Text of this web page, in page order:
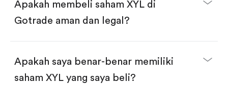
Beli saham secara fractional dalam jumlah
dollar, bisa mulai dari $1.
Swipe up untuk konfirmasi order, pembelian
Apakah membeli saham XYL di
Gotrade aman dan legal?
Apakah saya benar-benar memiliki
saham XYL yang saya beli?